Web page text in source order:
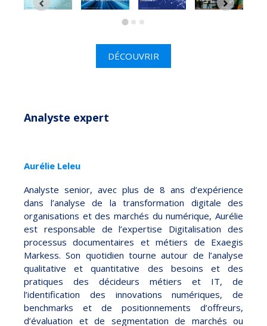
DÉCOUVRIR
Analyste expert
Aurélie Leleu
Analyste senior, avec plus de 8 ans d’expérience
dans l’analyse de la transformation digitale des
organisations et des marchés du numérique, Aurélie
est responsable de l’expertise Digitalisation des
processus documentaires et métiers de Exaegis
Markess. Son quotidien tourne autour de l’analyse
qualitative et quantitative des besoins et des
pratiques des décideurs métiers et IT, de
l’identification des innovations numériques, de
benchmarks et de positionnements d’offreurs,
d’évaluation et de segmentation de marchés ou